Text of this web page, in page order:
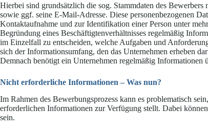
Hierbei sind grundsätzlich die sog. Stammdaten des
sowie ggf. seine E-Mail-Adresse. Diese personenbezogenen
Kontaktaufnahme und zur Identifikation einer Person unter
Begründung eines Beschäftigtenverhältnisses regelmäßig
im Einzelfall zu entscheiden, welche Aufgaben und
sich der Informationsumfang, den das Unternehmen erheben
Demnach benötigt ein Unternehmen regelmäßig
Nicht erforderliche Informationen – Was nun?
Im Rahmen des Bewerbungsprozess kann es problematisch
erforderlichen Informationen zur Verfügung stellt. Dabei
sein.